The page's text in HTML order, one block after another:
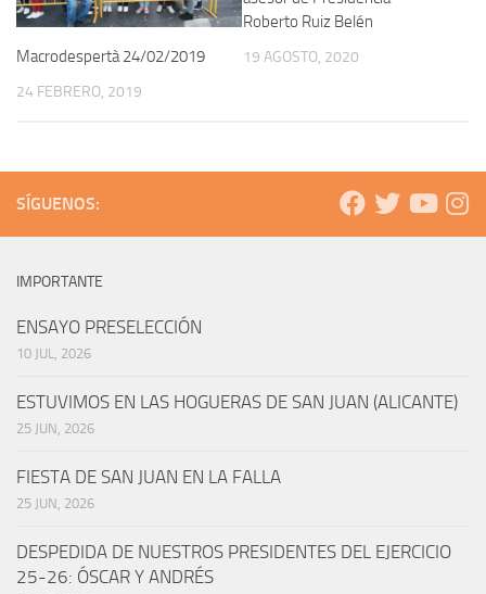
Macrodespertà 24/02/2019
24 FEBRERO, 2019
Roberto Ruiz Belén
19 AGOSTO, 2020
SÍGUENOS:
IMPORTANTE
ENSAYO PRESELECCIÓN
10 JUL, 2026
ESTUVIMOS EN LAS HOGUERAS DE SAN JUAN (ALICANTE)
25 JUN, 2026
FIESTA DE SAN JUAN EN LA FALLA
25 JUN, 2026
DESPEDIDA DE NUESTROS PRESIDENTES DEL EJERCICIO
25-26: ÓSCAR Y ANDRÉS